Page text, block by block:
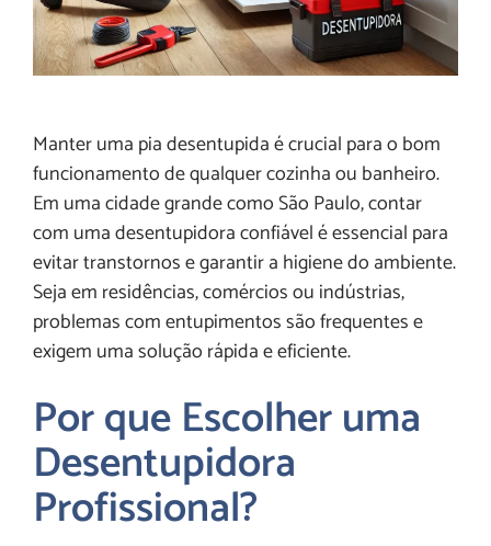
Manter uma pia desentupida é crucial para o bom
funcionamento de qualquer cozinha ou banheiro.
Em uma cidade grande como São Paulo, contar
com uma desentupidora confiável é essencial para
evitar transtornos e garantir a higiene do ambiente.
Seja em residências, comércios ou indústrias,
problemas com entupimentos são frequentes e
exigem uma solução rápida e eficiente.
Por que Escolher uma
Desentupidora
Profissional?